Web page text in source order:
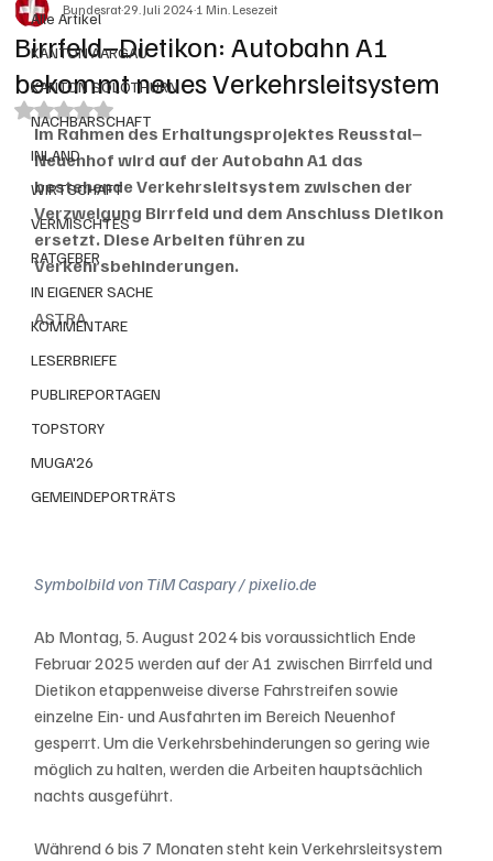
Alle Artikel
KANTON AARGAU
KANTON SOLOTHURN
NACHBARSCHAFT
INLAND
WIRTSCHAFT
VERMISCHTES
RATGEBER
IN EIGENER SACHE
KOMMENTARE
LESERBRIEFE
PUBLIREPORTAGEN
TOPSTORY
MUGA'26
GEMEINDEPORTRÄTS
Birrfeld–Dietikon: Autobahn A1
bekommt neues Verkehrsleitsystem
Bundesrat29. Juli 20241 Min. Lesezeit
Mit NaN von 5 Sternen bewertet.
Im Rahmen des Erhaltungsprojektes Reusstal–
Neuenhof wird auf der Autobahn A1 das
bestehende Verkehrsleitsystem zwischen der
Verzweigung Birrfeld und dem Anschluss Dietikon
ersetzt. Diese Arbeiten führen zu
Verkehrsbehinderungen.
ASTRA
Symbolbild von TiM Caspary / pixelio.de
Ab Montag, 5. August 2024 bis voraussichtlich Ende
Februar 2025 werden auf der A1 zwischen Birrfeld und
Dietikon etappenweise diverse Fahrstreifen sowie
einzelne Ein- und Ausfahrten im Bereich Neuenhof
gesperrt. Um die Verkehrsbehinderungen so gering wie
möglich zu halten, werden die Arbeiten hauptsächlich
nachts ausgeführt.
Während 6 bis 7 Monaten steht kein Verkehrsleitsystem